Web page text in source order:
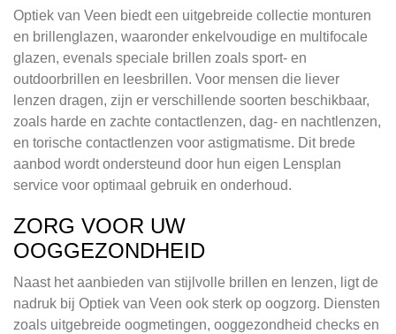
Optiek van Veen biedt een uitgebreide collectie monturen
en brillenglazen, waaronder enkelvoudige en multifocale
glazen, evenals speciale brillen zoals sport- en
outdoorbrillen en leesbrillen. Voor mensen die liever
lenzen dragen, zijn er verschillende soorten beschikbaar,
zoals harde en zachte contactlenzen, dag- en nachtlenzen,
en torische contactlenzen voor astigmatisme. Dit brede
aanbod wordt ondersteund door hun eigen Lensplan
service voor optimaal gebruik en onderhoud.
ZORG VOOR UW
OOGGEZONDHEID
Naast het aanbieden van stijlvolle brillen en lenzen, ligt de
nadruk bij Optiek van Veen ook sterk op oogzorg. Diensten
zoals uitgebreide oogmetingen, ooggezondheid checks en